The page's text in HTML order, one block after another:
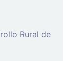
Rural de